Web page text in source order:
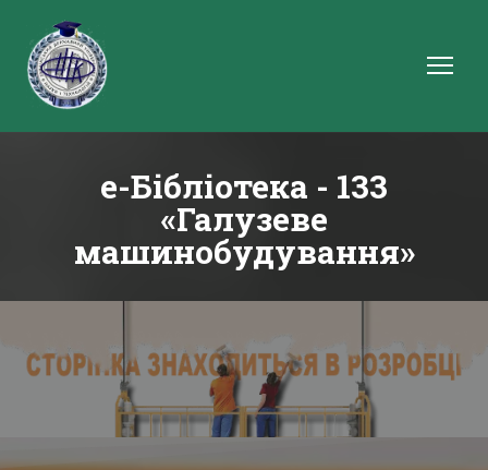
е-Бібліотека - 133
«Галузеве
машинобудування»